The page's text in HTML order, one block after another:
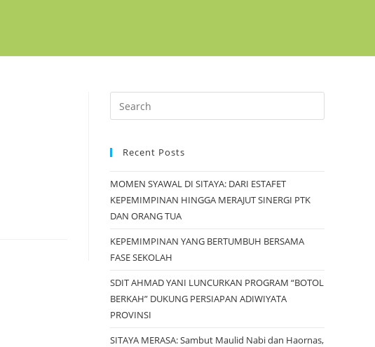
Recent Posts
MOMEN SYAWAL DI SITAYA: DARI ESTAFET
KEPEMIMPINAN HINGGA MERAJUT SINERGI PTK
DAN ORANG TUA
KEPEMIMPINAN YANG BERTUMBUH BERSAMA
FASE SEKOLAH
SDIT AHMAD YANI LUNCURKAN PROGRAM “BOTOL
BERKAH” DUKUNG PERSIAPAN ADIWIYATA
PROVINSI
SITAYA MERASA: Sambut Maulid Nabi dan Haornas,